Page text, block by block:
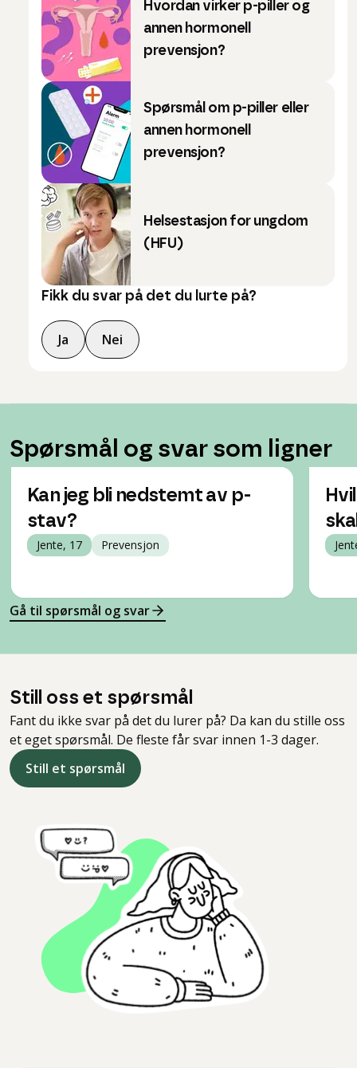
Hvordan virker p-piller og
annen hormonell
prevensjon?
Spørsmål om p-piller eller
annen hormonell
prevensjon?
Helsestasjon for ungdom
(HFU)
Fikk du svar på det du lurte på?
Ja Nei
Spørsmål og svar som ligner
Kan jeg bli nedstemt av p-
stav?
Jente, 17 Prevensjon
Gå til spørsmål og svar
Still oss et spørsmål
Fant du ikke svar på det du lurer på? Da kan du stille oss
et eget spørsmål. De fleste får svar innen 1-3 dager.
Still et spørsmål